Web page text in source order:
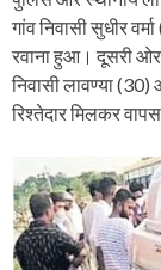
गांव निवासी सुधीर
रवाना हुआ। दूसरी ओर
निवासी लावण्या
रिश्तेदार मिलकर